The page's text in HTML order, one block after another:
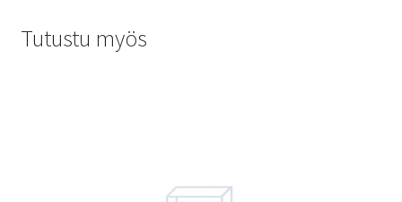
Tutustu myös